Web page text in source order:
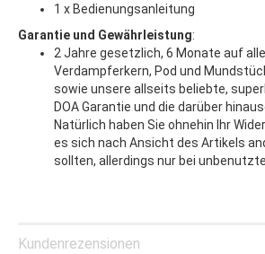
1 x Bedienungsanleitung
Garantie und Gewährleistung:
2 Jahre gesetzlich, 6 Monate auf
Verdampferkern, Pod und
sowie unsere allseits beliebte,
DOA Garantie und die darüber
Natürlich haben Sie ohnehin Ihr
es sich nach Ansicht des Artikels
sollten, allerdings nur bei
Kundenrezensionen